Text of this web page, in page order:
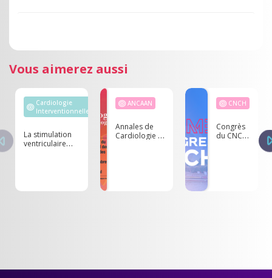
Vous aimerez aussi
Cardiologie
Interventionnelle
La stimulation
ventriculaire
aortique
ANCAAN
Annales de
Cardiologie et
CNCH
Congrès
du CNCH